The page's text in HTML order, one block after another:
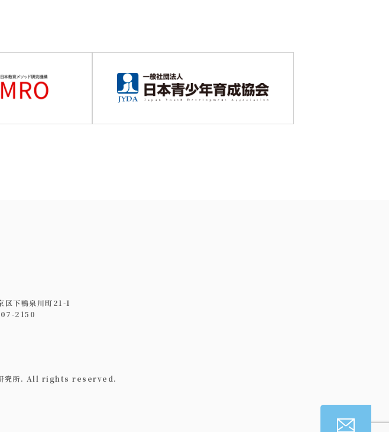
下鴨泉川町21-1
2150
究所. All rights reserved.